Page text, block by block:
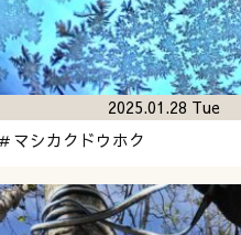
＃マシカクドウホク
2025.01.28 Tue